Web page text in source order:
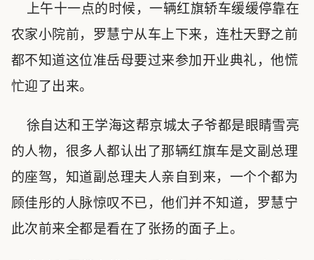
上午十一点的时候，一辆红旗轿车缓缓停靠在
农家小院前，罗慧宁从车上下来，连杜天野之前
都不知道这位准岳母要过来参加开业典礼，他慌
忙迎了出来。
徐自达和王学海这帮京城太子爷都是眼睛雪亮
的人物，很多人都认出了那辆红旗车是文副总理
的座驾，知道副总理夫人亲自到来，一个个都为
顾佳彤的人脉惊叹不已，他们并不知道，罗慧宁
此次前来全都是看在了张扬的面子上。